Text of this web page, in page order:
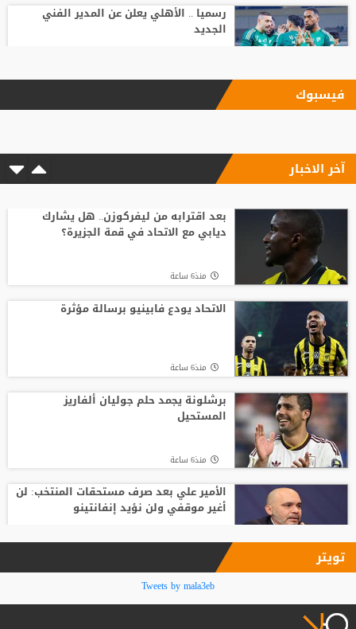
رسميا .. الأهلي يعلن عن المدير الفني
الجديد
الاتحاد يودع فابينيو برسالة مؤثرة
رودري يحسم قراره ويختار وجهته المقبلة
أسطورة التحكيم الإنجليزي يلحق بمحمد
صلاح في تركيا رسميًا
مدرب الأهلي الجديد ينذر بموسم صفري ..
فيسبوك
آخر الاخبار
بعد اقترابه من ليفركوزن.. هل يشارك
ديابي مع الاتحاد في قمة الجزيرة؟
منذ6 ساعة
الاتحاد يودع فابينيو برسالة مؤثرة
منذ6 ساعة
برشلونة يجمد حلم جوليان ألفاريز
المستحيل
منذ6 ساعة
الأمير علي بعد صرف مستحقات المنتخب: لن
أغير موقفي ولن نؤيد إنفانتينو
فينيسيوس جونيور يمدد عقده مع ريال
مدريد حتى 2032
تويتر
Tweets by mala3eb